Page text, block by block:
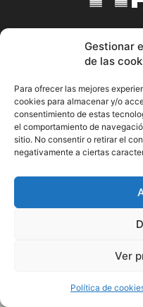
Gestionar
de las
Para ofrecer las mejores
cookies para almacenar y/o
consentimiento de estas
el comportamiento de
sitio. No consentir o retirar el
negativamente a ciertas
Ver
Política de
Información Cultural de
Contact us: